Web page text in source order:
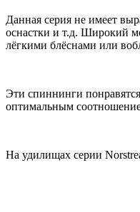
Данная серия не имеет
оснастки и т.д. Широкий
лёгкими блёснами или
Эти спиннинги
оптимальным
На удилищах серии